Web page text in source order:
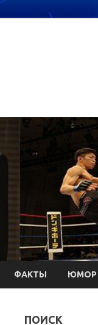
ФАКТЫ ЮМОР
ПОИСК